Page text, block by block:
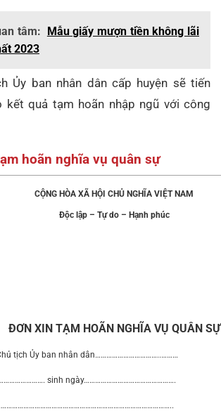
tâm:
Mẫu giấy mượn tiền không lãi
2023
Ủy ban nhân dân cấp huyện sẽ tiến
kết quả tạm hoãn nhập ngũ với công
hoãn nghĩa vụ quân sự
CỘNG HÒA XÃ HỘI CHỦ NGHĨA VIỆT NAM
Độc lập – Tự do – Hạnh phúc
ĐƠN XIN TẠM HOÃN NGHĨA VỤ QUÂN SỰ
tịch Ủy ban nhân dân……………………………..………
sinh ngày………………………………………….